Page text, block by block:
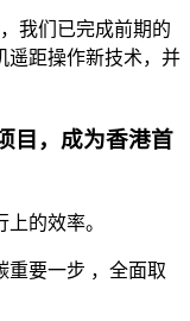
我们已完成前期的
遥距操作新技术，并
目，成为香港首
的效率。
重要一步 ，全面取